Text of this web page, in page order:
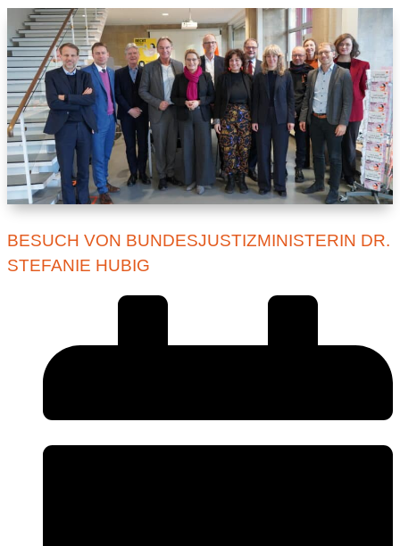
BESUCH VON BUNDESJUSTIZMINISTERIN DR.
STEFANIE HUBIG